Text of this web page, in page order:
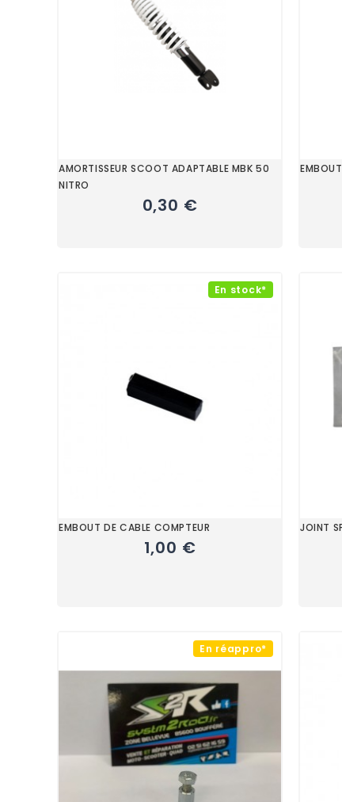
AMORTISSEUR SCOOT ADAPTABLE MBK 50
NITRO
0,30 €
En stock*
EMBOUT DE CABLE COMPTEUR
1,00 €
JOINT
En réappro*